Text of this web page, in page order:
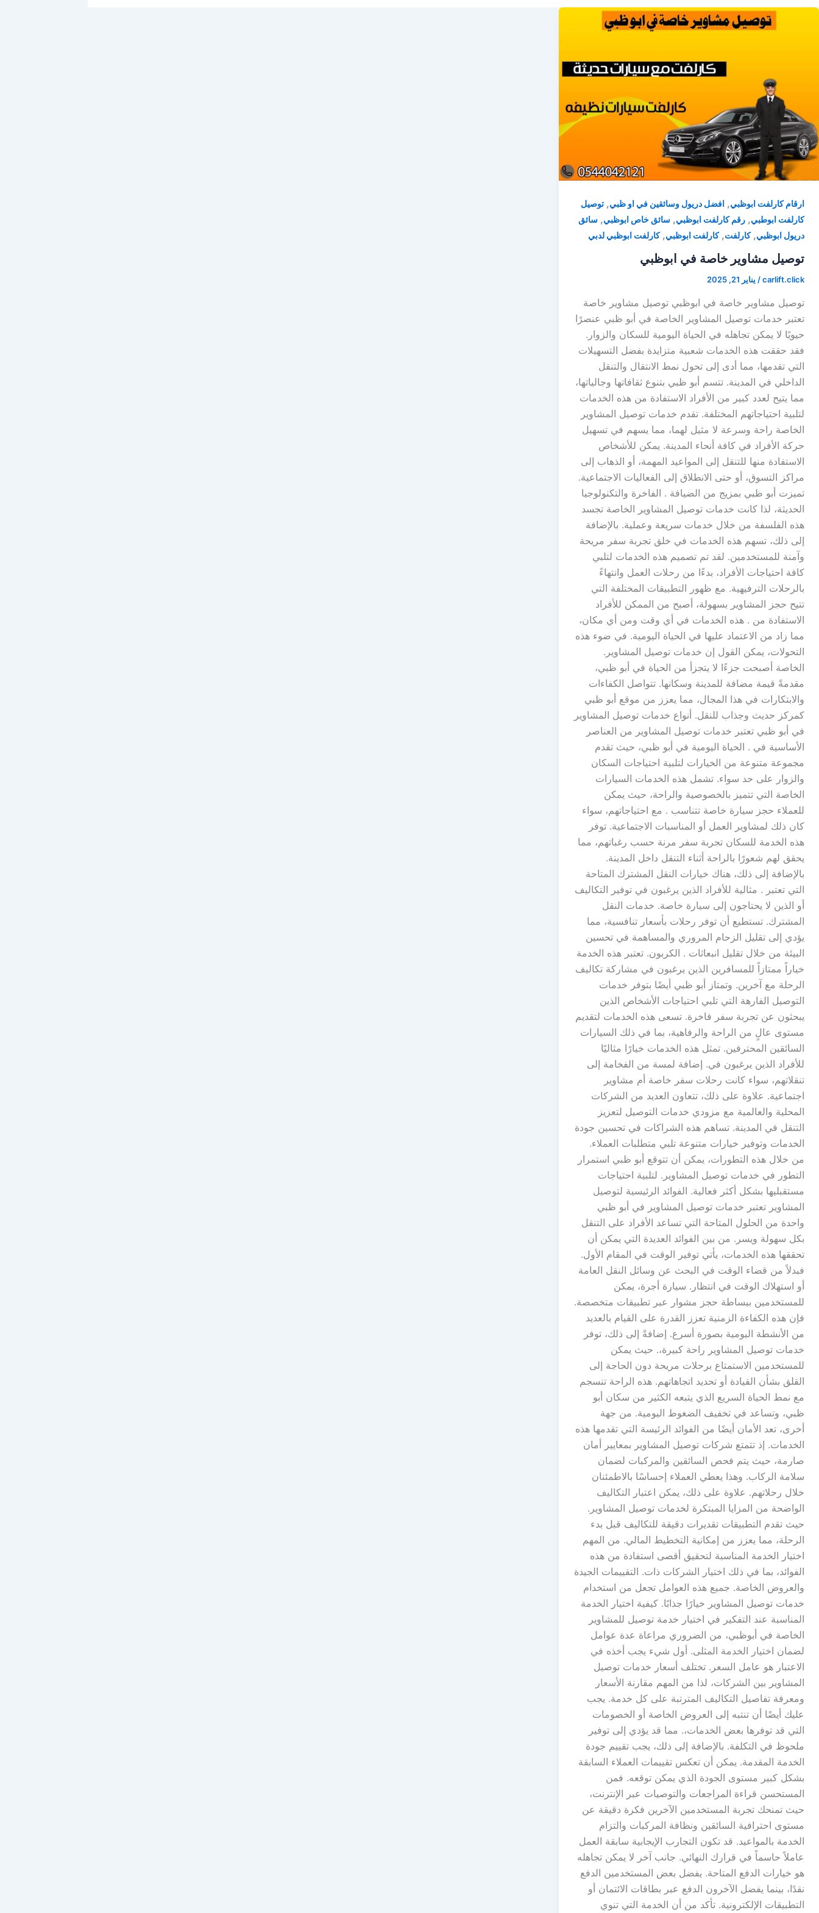
ارقام كارلفت ابوظبي, افضل دريول وسائقين في او ظبي, توصيل
كارلفت ابوطبي, رقم كارلفت ابوظبي, سائق خاص ابوظبي, سائق
دريول ابوظبي,كارلفت,كارلفت ابوظبي,كارلفت ابوظبي لدبي
توصيل مشاوير خاصة في ابوظبي
carlift.click
/ يناير 21, 2025
توصيل مشاوير خاصة في ابوظبي توصيل مشاوير خاصة
تعتبر خدمات توصيل المشاوير الخاصة في أبو ظبي عنصرًا
حيويًا لا يمكن تجاهله في الحياة اليومية للسكان والزوار.
فقد حققت هذه الخدمات شعبية متزايدة بفضل التسهيلات
التي تقدمها، مما أدى إلى تحول نمط الانتقال والتنقل
الداخلي في المدينة. تتسم أبو ظبي بتنوع ثقافاتها وجالياتها،
مما يتيح لعدد كبير من الأفراد الاستفادة من هذه الخدمات
لتلبية احتياجاتهم المختلفة. تقدم خدمات توصيل المشاوير
الخاصة راحة وسرعة لا مثيل لهما، مما يسهم في تسهيل
حركة الأفراد في كافة أنحاء المدينة. يمكن للأشخاص
الاستفادة منها للتنقل إلى المواعيد المهمة، أو الذهاب إلى
مراكز التسوق، أو حتى الانطلاق إلى الفعاليات الاجتماعية.
تميزت أبو ظبي بمزيج من الضيافة . الفاخرة والتكنولوجيا
الحديثة، لذا كانت خدمات توصيل المشاوير الخاصة تجسد
هذه الفلسفة من خلال خدمات سريعة وعملية. بالإضافة
إلى ذلك، تسهم هذه الخدمات في خلق تجربة سفر مريحة
وآمنة للمستخدمين. لقد تم تصميم هذه الخدمات لتلبي
كافة احتياجات الأفراد، بدءًا من رحلات العمل وانتهاءً
بالرحلات الترفيهية. مع ظهور التطبيقات المختلفة التي
تتيح حجز المشاوير بسهولة، أصبح من الممكن للأفراد
الاستفادة من . هذه الخدمات في أي وقت ومن أي مكان،
مما زاد من الاعتماد عليها في الحياة اليومية. في ضوء هذه
التحولات، يمكن القول إن خدمات توصيل المشاوير.
الخاصة أصبحت جزءًا لا يتجزأ من الحياة في أبو ظبي،
مقدمةً قيمة مضافة للمدينة وسكانها. تتواصل الكفاءات
والابتكارات في هذا المجال، مما يعزز من موقع أبو ظبي
كمركز حديث وجذاب للنقل. أنواع خدمات توصيل المشاوير
في أبو ظبي تعتبر خدمات توصيل المشاوير من العناصر
الأساسية في . الحياة اليومية في أبو ظبي، حيث تقدم
مجموعة متنوعة من الخيارات لتلبية احتياجات السكان
والزوار على حد سواء. تشمل هذه الخدمات السيارات
الخاصة التي تتميز بالخصوصية والراحة، حيث يمكن
للعملاء حجز سيارة خاصة تتناسب . مع احتياجاتهم، سواء
كان ذلك لمشاوير العمل أو المناسبات الاجتماعية. توفر
هذه الخدمة للسكان تجربة سفر مرنة حسب رغباتهم، مما
يحقق لهم شعورًا بالراحة أثناء التنقل داخل المدينة.
بالإضافة إلى ذلك، هناك خيارات النقل المشترك المتاحة
التي تعتبر . مثالية للأفراد الذين يرغبون في توفير التكاليف
أو الذين لا يحتاجون إلى سيارة خاصة. خدمات النقل
المشترك. تستطيع أن توفر رحلات بأسعار تنافسية، مما
يؤدي إلى تقليل الزحام المروري والمساهمة في تحسين
البيئة من خلال تقليل انبعاثات . الكربون. تعتبر هذه الخدمة
خياراً ممتازاً للمسافرين الذين يرغبون في مشاركة تكاليف
الرحلة مع آخرين. وتمتاز أبو ظبي أيضًا بتوفر خدمات
التوصيل الفارهة التي تلبي احتياجات الأشخاص الذين
يبحثون عن تجربة سفر فاخرة. تسعى هذه الخدمات لتقديم
مستوى عالٍ من الراحة والرفاهية، بما في ذلك السيارات
السائقين المحترفين. تمثل هذه الخدمات خيارًا مثاليًا
للأفراد الذين يرغبون في. إضافة لمسة من الفخامة إلى
تنقلاتهم، سواء كانت رحلات سفر خاصة أم مشاوير
اجتماعية. علاوة على ذلك، تتعاون العديد من الشركات
المحلية والعالمية مع مزودي خدمات التوصيل لتعزيز
التنقل في المدينة. تساهم هذه الشراكات في تحسين جودة
الخدمات وتوفير خيارات متنوعة تلبي متطلبات العملاء.
من خلال هذه التطورات، يمكن أن تتوقع أبو ظبي استمرار
التطور في خدمات توصيل المشاوير. لتلبية احتياجات
مستقبليها بشكل أكثر فعالية. الفوائد الرئيسية لتوصيل
المشاوير تعتبر خدمات توصيل المشاوير في أبو ظبي
واحدة من الحلول المتاحة التي تساعد الأفراد على التنقل
بكل سهولة ويسر. من بين الفوائد العديدة التي يمكن أن
تحققها هذه الخدمات، يأتي توفير الوقت في المقام الأول.
فبدلاً من قضاء الوقت في البحث عن وسائل النقل العامة
أو استهلاك الوقت في انتظار. سيارة أجرة، يمكن
للمستخدمين ببساطة حجز مشوار عبر تطبيقات متخصصة.
فإن هذه الكفاءة الزمنية تعزز القدرة على القيام بالعديد
من الأنشطة اليومية بصورة أسرع. إضافةً إلى ذلك، توفر
خدمات توصيل المشاوير راحة كبيرة،. حيث يمكن
للمستخدمين الاستمتاع برحلات مريحة دون الحاجة إلى
القلق بشأن القيادة أو تحديد اتجاهاتهم. هذه الراحة تنسجم
مع نمط الحياة السريع الذي يتبعه الكثير من سكان أبو
ظبي، وتساعد في تخفيف الضغوط اليومية. من جهة
أخرى، تعد الأمان أيضًا من الفوائد الرئيسة التي تقدمها هذه
الخدمات. إذ تتمتع شركات توصيل المشاوير بمعايير أمان
صارمة، حيث يتم فحص السائقين والمركبات لضمان
سلامة الركاب. وهذا يعطي العملاء إحساسًا بالاطمئنان
خلال رحلاتهم. علاوة على ذلك، يمكن اعتبار التكاليف
الواضحة من المزايا المبتكرة لخدمات توصيل المشاوير.
حيث تقدم التطبيقات تقديرات دقيقة للتكاليف قبل بدء
الرحلة، مما يعزز من إمكانية التخطيط المالي. من المهم
اختيار الخدمة المناسبة لتحقيق أقصى استفادة من هذه
الفوائد، بما في ذلك اختيار الشركات ذات. التقييمات الجيدة
والعروض الخاصة. جميع هذه العوامل تجعل من استخدام
خدمات توصيل المشاوير خيارًا جذابًا. كيفية اختيار الخدمة
المناسبة عند التفكير في اختيار خدمة توصيل للمشاوير
الخاصة في أبوظبي، من الضروري مراعاة عدة عوامل
لضمان اختيار الخدمة المثلى. أول شيء يجب أخذه في
الاعتبار هو عامل السعر. تختلف أسعار خدمات توصيل
المشاوير بين الشركات، لذا من المهم مقارنة الأسعار
ومعرفة تفاصيل التكاليف المترتبة على كل خدمة. يجب
عليك أيضًا أن تنتبه إلى العروض الخاصة أو الخصومات
التي قد توفرها بعض الخدمات،. مما قد يؤدي إلى توفير
ملحوظ في التكلفة. بالإضافة إلى ذلك، يجب تقييم جودة
الخدمة المقدمة. يمكن أن تعكس تقييمات العملاء السابقة
بشكل كبير مستوى الجودة الذي يمكن توقعه. فمن
المستحسن قراءة المراجعات والتوصيات عبر الإنترنت،
حيث تمنحك تجربة المستخدمين الآخرين فكرة دقيقة عن
مستوى احترافية السائقين ونظافة المركبات والتزام
الخدمة بالمواعيد. قد تكون التجارب الإيجابية سابقة العمل
عاملاً حاسماً في قرارك النهائي. جانب آخر لا يمكن تجاهله
هو خيارات الدفع المتاحة. يفضل بعض المستخدمين الدفع
نقدًا، بينما يفضل الآخرون الدفع عبر بطاقات الائتمان أو
التطبيقات الإلكترونية. تأكد من أن الخدمة التي تنوي